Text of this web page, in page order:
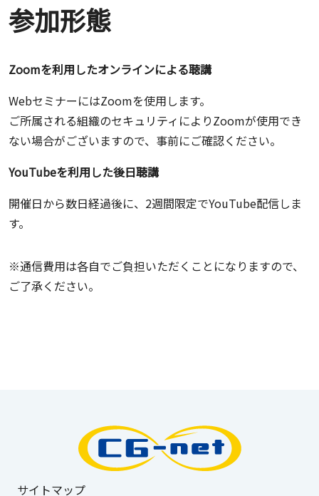
参加形態
Zoomを利用したオンラインによる聴講
WebセミナーにはZoomを使用します。
ご所属される組織のセキュリティによりZoomが使用でき
ない場合がございますので、事前にご確認ください。
YouTubeを利用した後日聴講
開催日から数日経過後に、2週間限定でYouTube配信しま
す。
※通信費用は各自でご負担いただくことになりますので、
ご了承ください。
サイトマップ